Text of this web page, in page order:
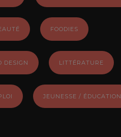
FOODIES
DESIGN LITTÉRATURE
JEUNESSE / ÉDUCATION